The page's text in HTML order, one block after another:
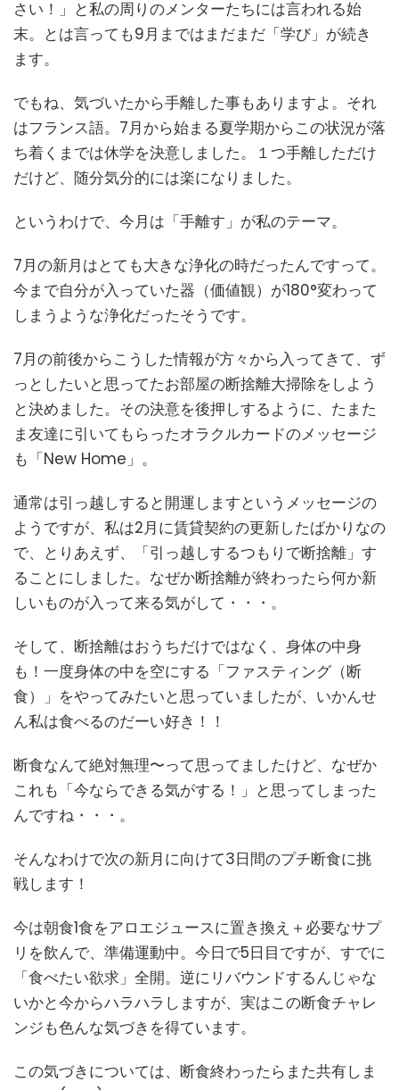
さい！」と私の周りのメンターたちには言われる始
末。とは言っても9月まではまだまだ「学び」が続き
ます。
でもね、気づいたから手離した事もありますよ。それ
はフランス語。7月から始まる夏学期からこの状況が落
ち着くまでは休学を決意しました。１つ手離しただけ
だけど、随分気分的には楽になりました。
というわけで、今月は「手離す」が私のテーマ。
7月の新月はとても大きな浄化の時だったんですって。
今まで自分が入っていた器（価値観）が180°変わって
しまうような浄化だったそうです。
7月の前後からこうした情報が方々から入ってきて、ず
っとしたいと思ってたお部屋の断捨離大掃除をしよう
と決めました。その決意を後押しするように、たまた
ま友達に引いてもらったオラクルカードのメッセージ
も「New Home」。
通常は引っ越しすると開運しますというメッセージの
ようですが、私は2月に賃貸契約の更新したばかりなの
で、とりあえず、「引っ越しするつもりで断捨離」す
ることにしました。なぜか断捨離が終わったら何か新
しいものが入って来る気がして・・・。
そして、断捨離はおうちだけではなく、身体の中身
も！一度身体の中を空にする「ファスティング（断
食）」をやってみたいと思っていましたが、いかんせ
ん私は食べるのだーい好き！！
断食なんて絶対無理〜って思ってましたけど、なぜか
これも「今ならできる気がする！」と思ってしまった
んですね・・・。
そんなわけで次の新月に向けて3日間のプチ断食に挑
戦します！
今は朝食1食をアロエジュースに置き換え＋必要なサプ
リを飲んで、準備運動中。今日で5日目ですが、すでに
「食べたい欲求」全開。逆にリバウンドするんじゃな
いかと今からハラハラしますが、実はこの断食チャレ
ンジも色んな気づきを得ています。
この気づきについては、断食終わったらまた共有しま